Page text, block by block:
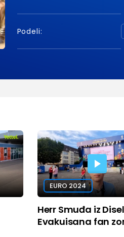
Podeli:
EURO 2024
Herr Smuđa iz
Evakuisana fan